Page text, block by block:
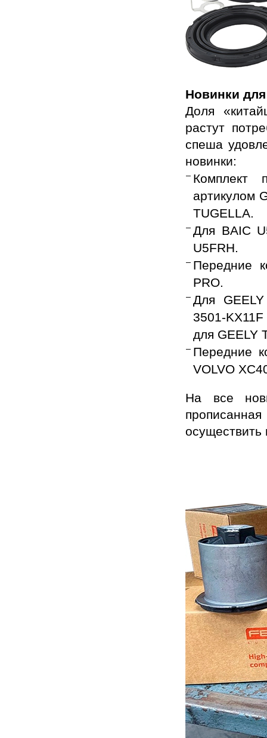
Новинки
Доля
растут
спеша
новинки:
Комплект
артикулом
TUGELLA.
Для BAIC
U5FRH.
Передние
PRO.
Для GEELY
3501-
для GEELY
Передние
VOLVO
На все